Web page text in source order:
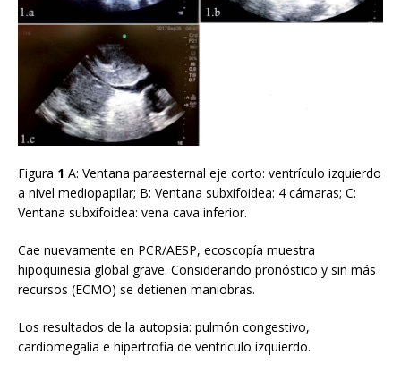
Figura 1 A: Ventana paraesternal eje corto: ventrículo izquierdo
a nivel mediopapilar; B: Ventana subxifoidea: 4 cámaras; C:
Ventana subxifoidea: vena cava inferior.
Cae nuevamente en PCR/AESP, ecoscopía muestra
hipoquinesia global grave. Considerando pronóstico y sin más
recursos (ECMO) se detienen maniobras.
Los resultados de la autopsia: pulmón congestivo,
cardiomegalia e hipertrofia de ventrículo izquierdo.